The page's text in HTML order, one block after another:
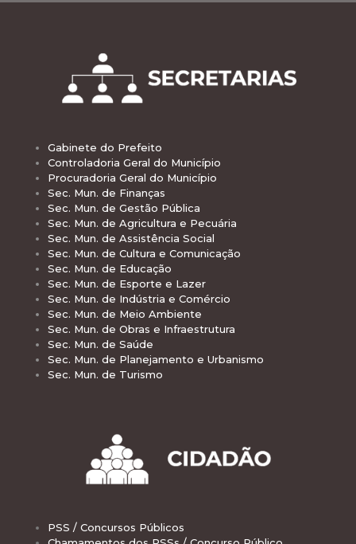
Gabinete do Prefeito
Controladoria Geral do Município
Procuradoria Geral do Município
Sec. Mun. de Finanças
Sec. Mun. de Gestão Pública
Sec. Mun. de Agricultura e Pecuária
Sec. Mun. de Assistência Social
Sec. Mun. de Cultura e Comunicação
Sec. Mun. de Educação
Sec. Mun. de Esporte e Lazer
Sec. Mun. de Indústria e Comércio
Sec. Mun. de Meio Ambiente
Sec. Mun. de Obras e Infraestrutura
Sec. Mun. de Saúde
Sec. Mun. de Planejamento e Urbanismo
Sec. Mun. de Turismo
PSS / Concursos Públicos